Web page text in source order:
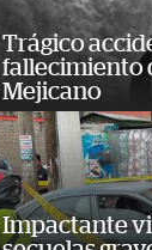
Trágico
fallecimiento
Mejicano
Impactante